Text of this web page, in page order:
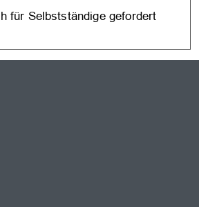
für Selbstständige gefordert